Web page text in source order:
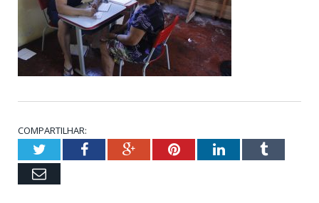
COMPARTILHAR:
TwitterFacebookGoogle+PinterestLinkedInTumblr
Email